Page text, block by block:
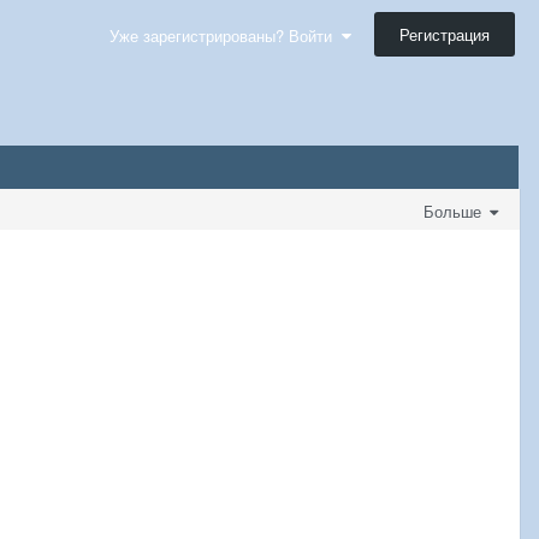
Уже зарегистрированы? Войти Регистрация
Больше